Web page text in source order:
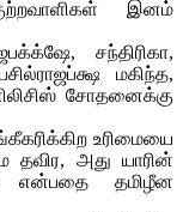
இனம்
சந்திரிகா,
மகிந்த,
சோதனைக்கு
உரிமையை
தவிர, அது யாரின்
என்பதை தமிழீன